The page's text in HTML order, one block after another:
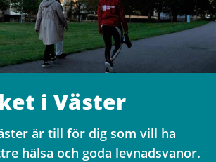
i Väster
är till för dig som vill ha
hälsa och goda levnadsvanor.